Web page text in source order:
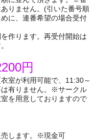
りません。(引いた番号順
に、連番希望の場合受付
作ります。再受付開始は
円
室が利用可能で、11:30～
有りません。※サークル
を用意しておりますので
売します。※現金可